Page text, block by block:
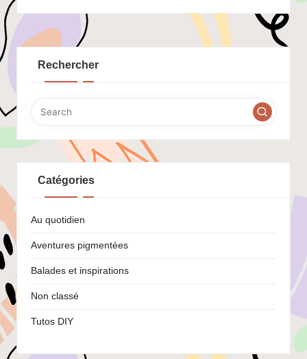
Rechercher
Catégories
Au quotidien
Aventures pigmentées
Balades et inspirations
Non classé
Tutos DIY